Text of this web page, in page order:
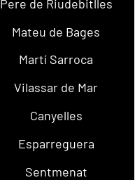
Pere de Riudebitlles
Mateu de Bages
Martí Sarroca
Vilassar de Mar
Canyelles
Esparreguera
Sentmenat